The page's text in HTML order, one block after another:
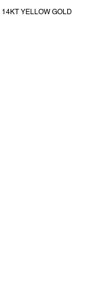
YELLOW GOLD